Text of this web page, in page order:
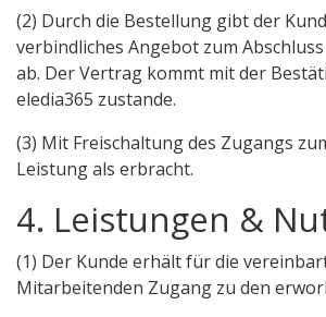
(2) Durch die Bestellung gibt der
verbindliches Angebot zum
ab. Der Vertrag kommt mit der
eledia365 zustande.
(3) Mit Freischaltung des Zugangs
Leistung als erbracht.
4. Leistungen &
(1) Der Kunde erhält für die
Mitarbeitenden Zugang zu den